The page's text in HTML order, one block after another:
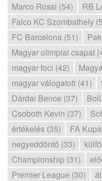
Marco Rossi (54)
RB
Falco KC Szombathely
FC Barcelona (51)
Magyar olimpiai csapat
magyar foci (42)
magyar válogatott (41)
Dárdai Bence (37)
Csoboth Kevin (37)
értékelés (35)
FA
negyeddöntő (33)
Championship (31)
Premier League (30)